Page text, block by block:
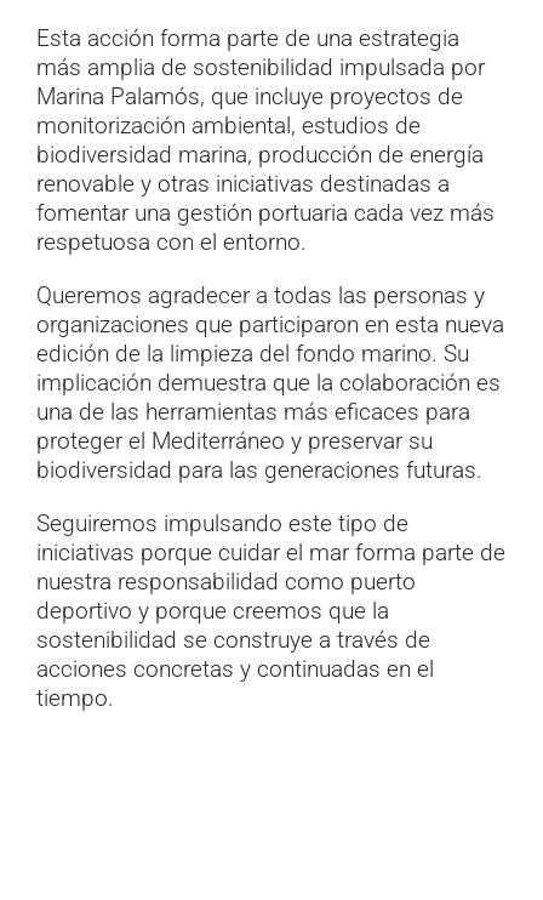
Esta acción forma parte de una estrategia
más amplia de sostenibilidad impulsada por
Marina Palamós, que incluye proyectos de
monitorización ambiental, estudios de
biodiversidad marina, producción de energía
renovable y otras iniciativas destinadas a
fomentar una gestión portuaria cada vez más
respetuosa con el entorno.
Queremos agradecer a todas las personas y
organizaciones que participaron en esta nueva
edición de la limpieza del fondo marino. Su
implicación demuestra que la colaboración es
una de las herramientas más eficaces para
proteger el Mediterráneo y preservar su
biodiversidad para las generaciones futuras.
Seguiremos impulsando este tipo de
iniciativas porque cuidar el mar forma parte de
nuestra responsabilidad como puerto
deportivo y porque creemos que la
sostenibilidad se construye a través de
acciones concretas y continuadas en el
tiempo.